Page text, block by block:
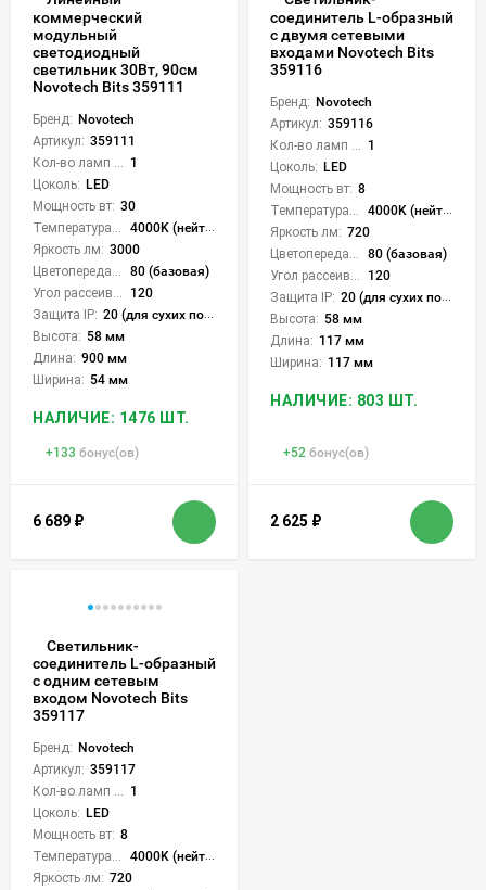
коммерческий
модульный
светодиодный
светильник 30Вт, 90см
Novotech Bits 359111
Бренд: Novotech
Артикул: 359111
1
Цоколь: LED
Мощность вт: 30
4000K (нейтральный)
Яркость лм: 3000
80 (базовая)
120
Защита IP: 20 (для сухих пом.)
Высота: 58 мм
Длина: 900 мм
Ширина: 54 мм
НАЛИЧИЕ: 1476 ШТ.
+133 бонус(ов)
6 689 ₽
соединитель L-образный
с двумя сетевыми
входами Novotech Bits
359116
Бренд: Novotech
Артикул: 359116
1
Цоколь: LED
Мощность вт: 8
4000K (нейтральный)
Яркость лм: 720
80 (базовая)
120
Защита IP: 20 (для сухих пом.)
Высота: 58 мм
Длина: 117 мм
Ширина: 117 мм
НАЛИЧИЕ: 803 ШТ.
+52 бонус(ов)
2 625 ₽
Светильник-
соединитель L-образный
с одним сетевым
входом Novotech Bits
359117
Бренд: Novotech
Артикул: 359117
Кол-во ламп или LED: 1
Цоколь: LED
Мощность вт: 8
Температура света:
4000K (нейтральный)
Яркость лм: 720